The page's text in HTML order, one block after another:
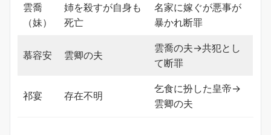
雲喬
（妹）
姉を殺すが自身も
死亡
名家に嫁ぐが悪事が
暴かれ断罪
慕容安 雲卿の夫
雲喬の夫→共犯とし
て断罪
祁宴 存在不明
乞食に扮した皇帝→
雲卿の夫